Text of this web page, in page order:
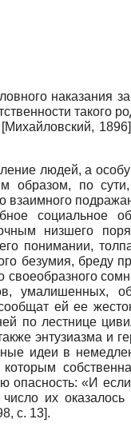
наказания
такого
[Михайловский, 1896]
людей, а
образом, по
взаимного
социальное
низшего
понимании,
безумия, бреду
умалишенных,
ей ее
по лестнице
энтузиазма и
идеи в
опасность: «И
их
, с. 13].